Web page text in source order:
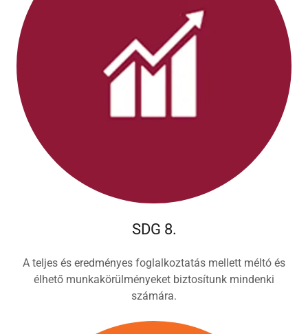
SDG 8.
A teljes és eredményes foglalkoztatás mellett méltó és
élhető munkakörülményeket biztosítunk mindenki
számára.